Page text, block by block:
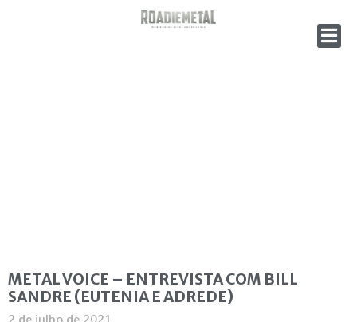
METAL VOICE – ENTREVISTA COM BILL
SANDRE (EUTENIA E ADREDE)